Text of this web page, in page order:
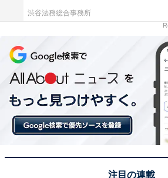
（1）鍋でゆでる
鍋に水600ml以上を入れて沸騰した
渋谷法務総合事務所
注目の連載